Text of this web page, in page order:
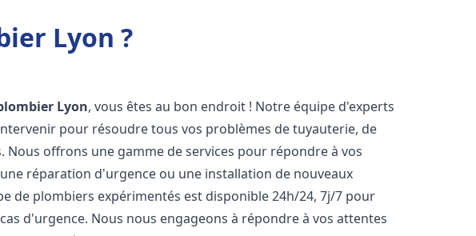
Lyon ?
Lyon, vous êtes au bon endroit ! Notre équipe d'experts
pour résoudre tous vos problèmes de tuyauterie, de
Nous offrons une gamme de services pour répondre à vos
réparation d'urgence ou une installation de nouveaux
de plombiers expérimentés est disponible 24h/24, 7j/7 pour
d'urgence. Nous nous engageons à répondre à vos attentes